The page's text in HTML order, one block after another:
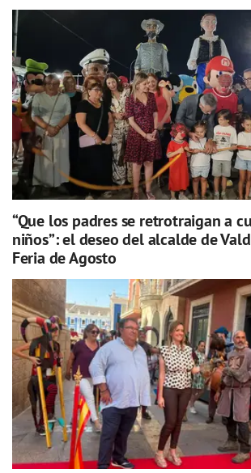
“Que los padres se retrotraigan a
niños”: el deseo del alcalde de
Feria de Agosto